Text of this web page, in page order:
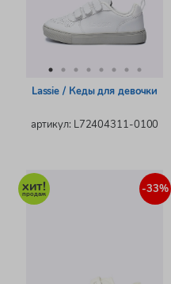
Lassie / Кеды для девочки
артикул: L72404311-0100
-33%